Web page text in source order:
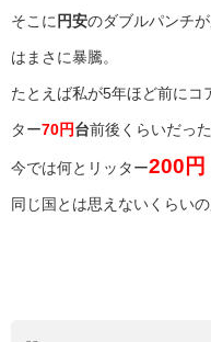
そこに 円安のダブルパンチ
はまさに暴騰。
たとえば私が5年ほど前にコ
ター70円台前後くらいだっ
今では何とリッター200円
同じ国とは思えないくらい